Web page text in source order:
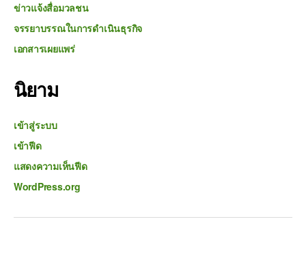
ข่าวแจ้งสื่อมวลชน
จรรยาบรรณในการดำเนินธุรกิจ
เอกสารเผยแพร่
นิยาม
เข้าสู่ระบบ
เข้าฟีด
แสดงความเห็นฟีด
WordPress.org